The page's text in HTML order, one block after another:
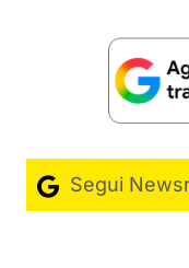
Segui